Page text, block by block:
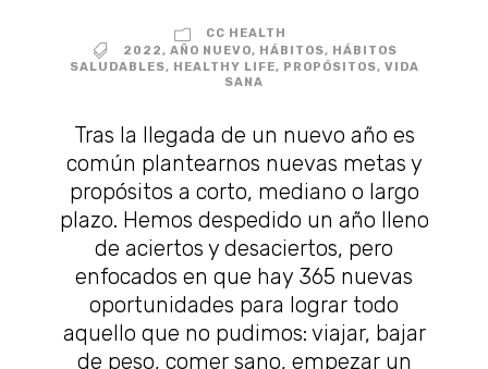
CC HEALTH
2022, AÑO NUEVO, HÁBITOS, HÁBITOS
SALUDABLES, HEALTHY LIFE, PROPÓSITOS, VIDA
SANA
Tras la llegada de un nuevo año es
común plantearnos nuevas metas y
propósitos a corto, mediano o largo
plazo. Hemos despedido un año lleno
de aciertos y desaciertos, pero
enfocados en que hay 365 nuevas
oportunidades para lograr todo
aquello que no pudimos: viajar, bajar
de peso, comer sano, empezar un